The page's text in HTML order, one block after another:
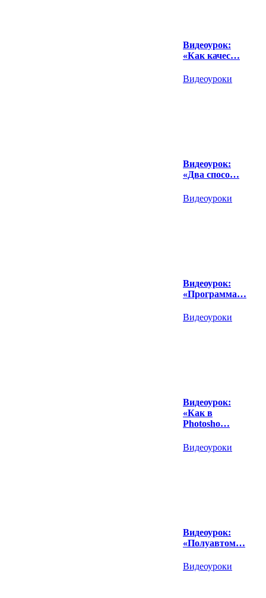
Видеоурок:
«Как качес…
Видеоуроки
Видеоурок:
«Два спосо…
Видеоуроки
Видеоурок:
«Программа…
Видеоуроки
Видеоурок:
«Как в
Photosho…
Видеоуроки
Видеоурок:
«Полуавтом…
Видеоуроки